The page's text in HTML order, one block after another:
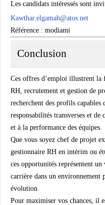
Les candidats intéressés sont
Kawthar.elgamah@atos.net
Référence : modiami
Conclusion
Ces offres d’emploi illustrent la
RH recrutement et gestion de
recherchent des profils capables
responsabilités transverses et
et à la performance des équipes.
Que vous soyez chef de projet
gestionnaire RH en intérim ou
ces opportunités représentent
carrière dans un environnement
évolution.
Pour maximiser vos chances, il